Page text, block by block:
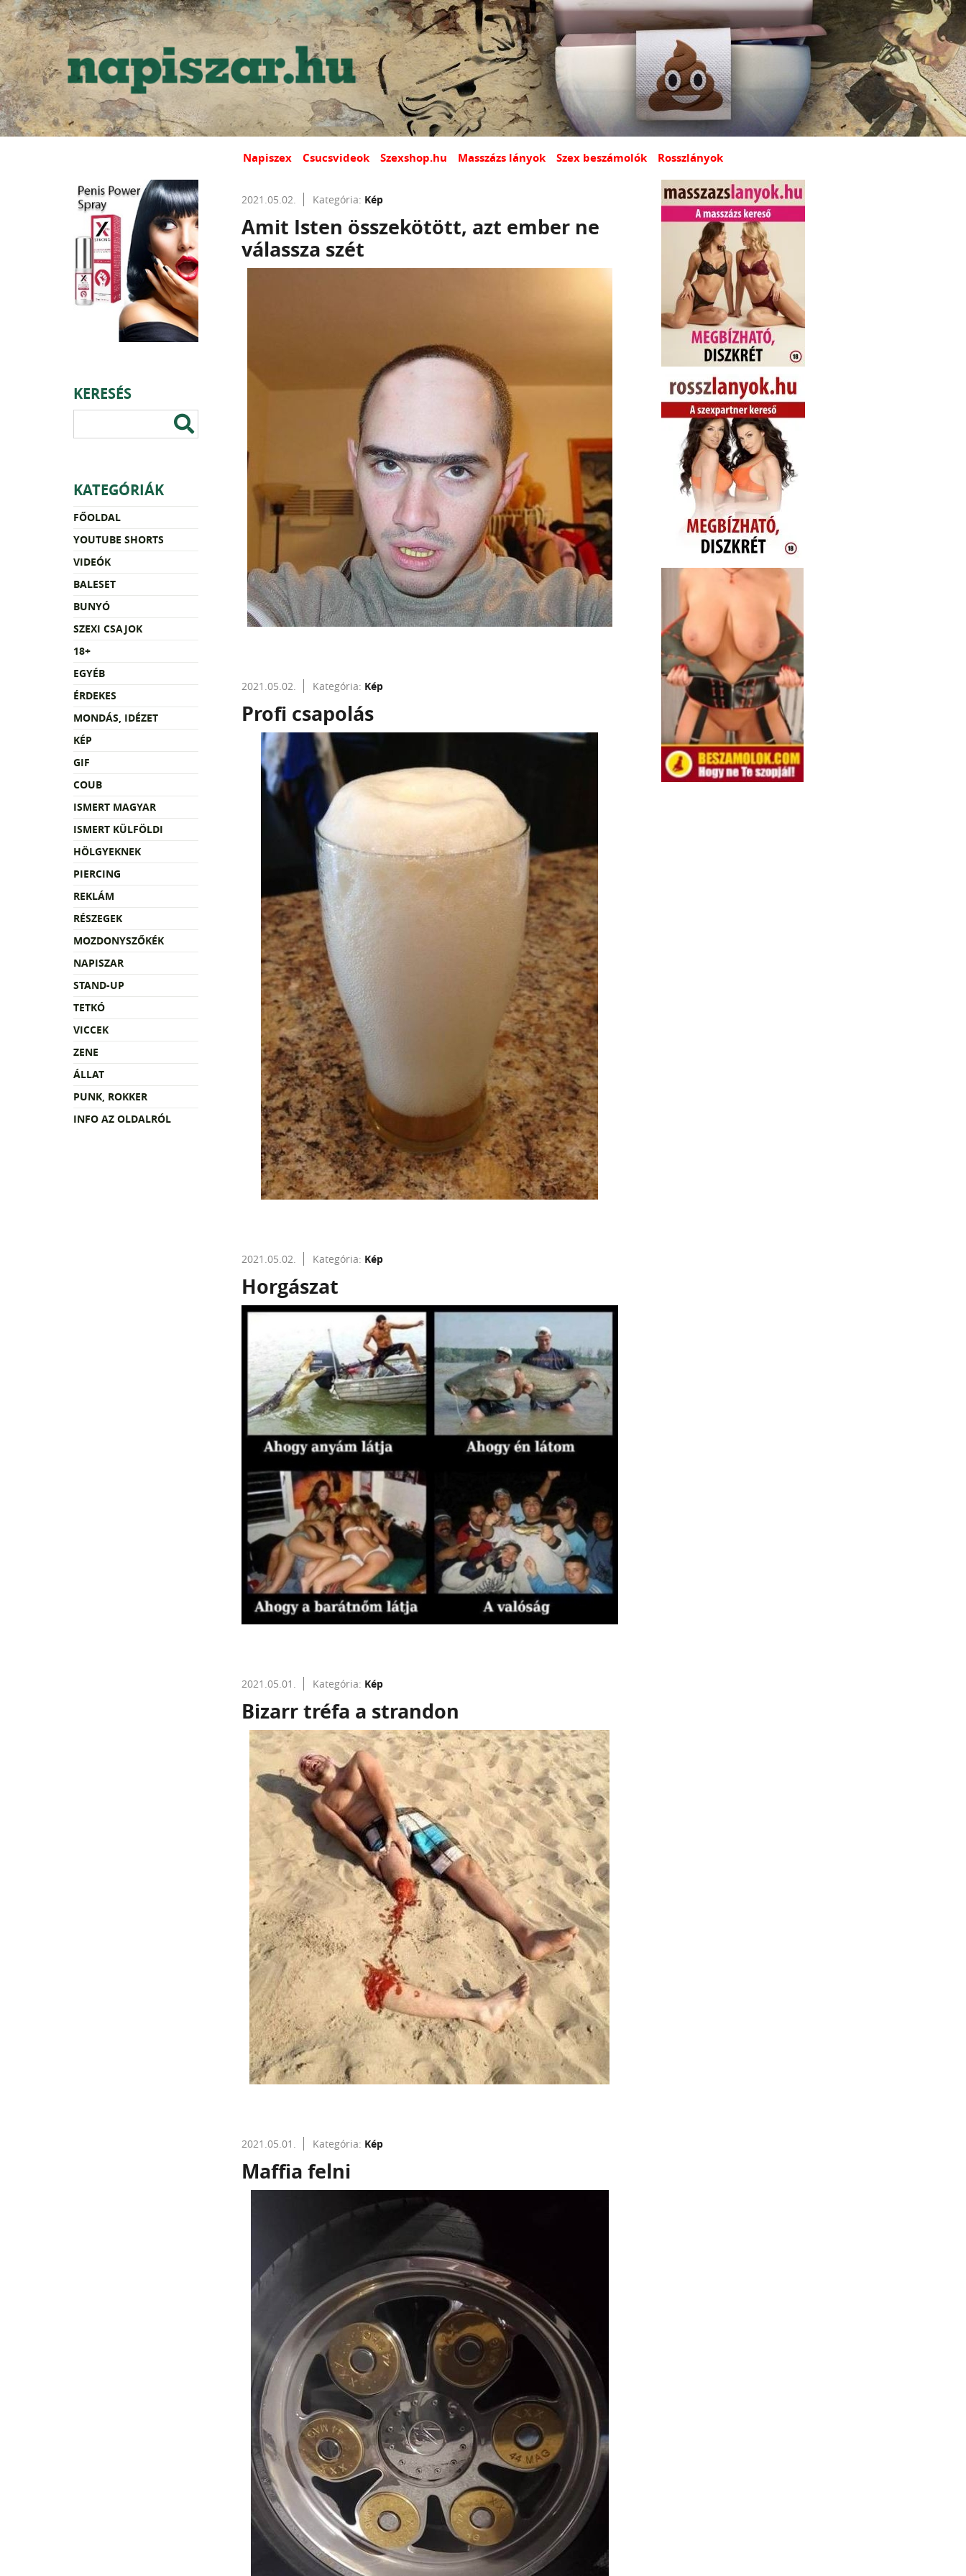
Napiszex Csucsvideok Szexshop.hu Masszázs lányok Szex beszámolók Rosszlányok
KERESÉS
KATEGÓRIÁK
FŐOLDAL
YOUTUBE SHORTS
VIDEÓK
BALESET
BUNYÓ
SZEXI CSAJOK
18+
EGYÉB
ÉRDEKES
MONDÁS, IDÉZET
KÉP
GIF
COUB
ISMERT MAGYAR
ISMERT KÜLFÖLDI
HÖLGYEKNEK
PIERCING
REKLÁM
RÉSZEGEK
MOZDONYSZŐKÉK
NAPISZAR
STAND-UP
TETKÓ
VICCEK
ZENE
ÁLLAT
PUNK, ROKKER
INFO AZ OLDALRÓL
2021.05.02. Kategória: Kép
Amit Isten összekötött, azt ember ne
válassza szét
2021.05.02. Kategória: Kép
Profi csapolás
2021.05.02. Kategória: Kép
Horgászat
2021.05.01. Kategória: Kép
Bizarr tréfa a strandon
2021.05.01. Kategória: Kép
Maffia felni